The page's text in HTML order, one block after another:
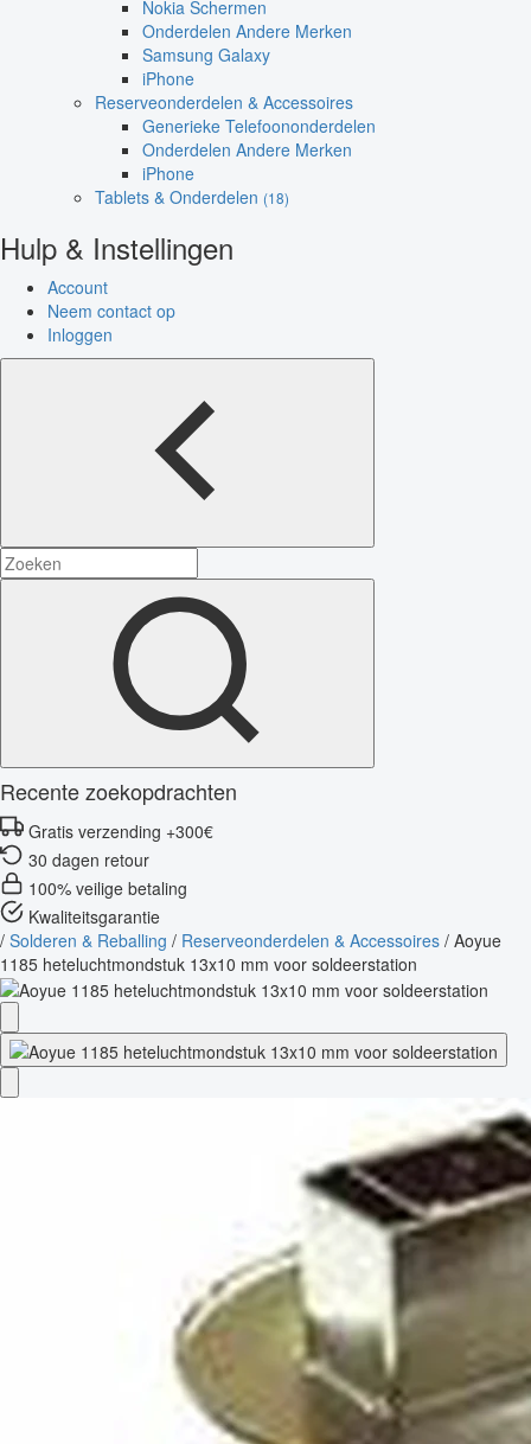
Nokia Schermen
Onderdelen Andere Merken
Samsung Galaxy
iPhone
Reserveonderdelen & Accessoires
Generieke Telefoononderdelen
Onderdelen Andere Merken
iPhone
Tablets & Onderdelen (18)
Hulp & Instellingen
Account
Neem contact op
Inloggen
Recente zoekopdrachten
Gratis verzending +300€
30 dagen retour
100% veilige betaling
Kwaliteitsgarantie
/ Solderen & Reballing / Reserveonderdelen & Accessoires / Aoyue
1185 heteluchtmondstuk 13x10 mm voor soldeerstation